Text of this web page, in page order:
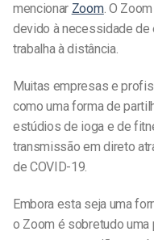
mencionar Zoom. O
devido à necessidade de
trabalha à distância.
Muitas empresas e
como uma forma de
estúdios de ioga e de
transmissão em direto
de COVID-19.
Embora esta seja uma
o Zoom é sobretudo